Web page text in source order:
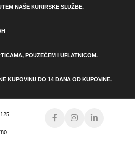
NAŠE KURIRSKE SLUŽBE.
POUZEĆEM I UPLATNICOM.
KUPOVINU DO 14 DANA OD KUPOVINE.